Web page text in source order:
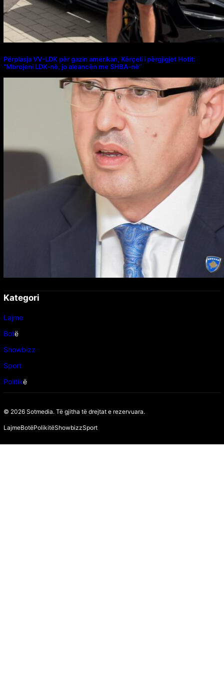
Përplasja VV-LDK për gazin amerikan, Kërçeli i përgjigjet Hotit:
“Mbrojeni LDK-në, jo aleancën me SHBA-në”
Kategori
Lajme
Botë
Showbizz
Sport
Politikë
© 2026 Sotmedia. Të gjitha të drejtat e rezervuara.
LajmeBotëPolikitëShowbizzSport